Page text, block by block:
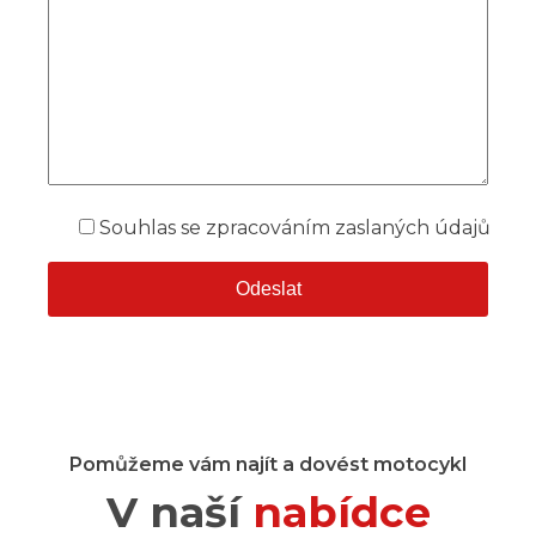
Souhlas se zpracováním zaslaných údajů
Pomůžeme vám najít a dovést motocykl
V naší nabídce